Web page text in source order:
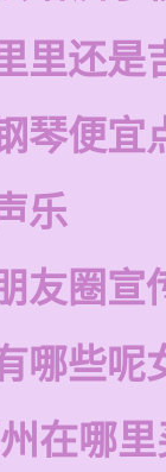
里还是
琴便宜
乐
友圈宣
哪些呢
在哪